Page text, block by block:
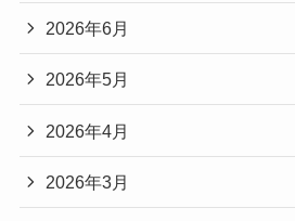
2026年6月
2026年5月
2026年4月
2026年3月